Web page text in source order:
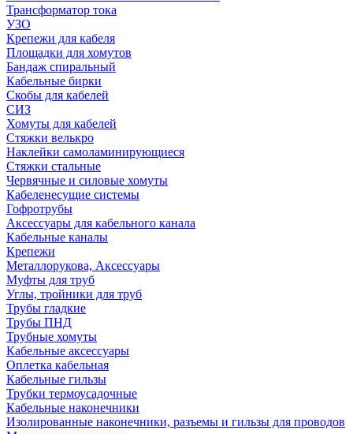
Трансформатор тока
УЗО
Крепежи для кабеля
Площадки для хомутов
Бандаж спиральный
Кабельные бирки
Cкобы для кабелей
СИЗ
Хомуты для кабелей
Стяжки велькро
Наклейки самоламинирующиеся
Стяжки стальные
Червячные и силовые хомуты
Кабеленесущие системы
Гофротрубы
Аксессуары для кабельного канала
Кабельные каналы
Крепежи
Металлорукова, Аксессуары
Муфты для труб
Углы, тройники для труб
Трубы гладкие
Трубы ПНД
Трубные хомуты
Кабельные аксессуары
Оплетка кабельная
Кабельные гильзы
Трубки термоусадочные
Кабельные наконечники
Изолированные наконечники, разъемы и гильзы для проводов